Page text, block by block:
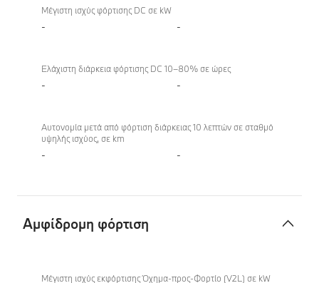
Μέγιστη ισχύς φόρτισης DC σε kW
- -
Ελάχιστη διάρκεια φόρτισης DC 10–80% σε ώρες
- -
Αυτονομία μετά από φόρτιση διάρκειας 10 λεπτών σε σταθμό
υψηλής ισχύος, σε km
- -
Aμφίδρομη φόρτιση
φόρτιση
Μέγιστη ισχύς εκφόρτισης Όχημα-προς-Φορτίο (V2L) σε kW